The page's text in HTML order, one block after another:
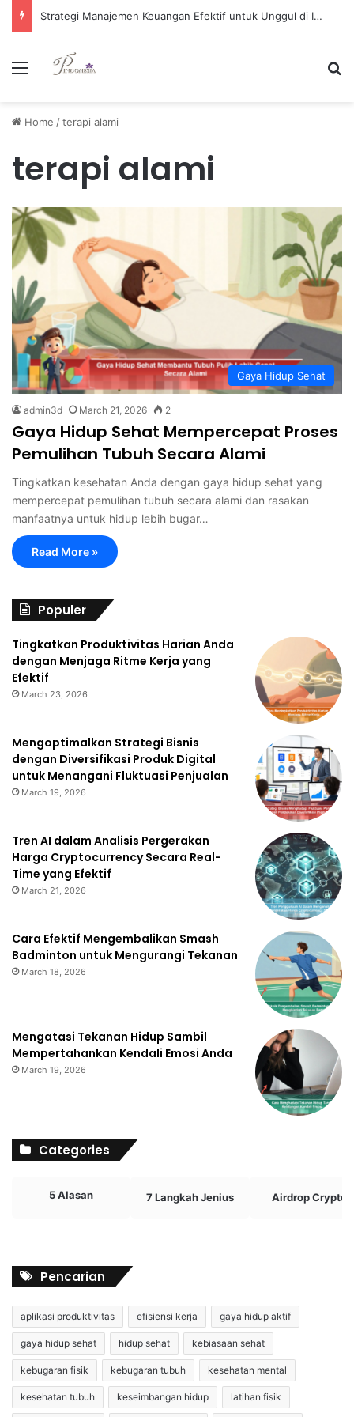
Strategi Manajemen Keuangan Efektif untuk Unggul di Industri E-commerce yang Kompetitif
Menu
Home /terapi alami
terapi alami
Gaya Hidup Sehat
admin3d March 21, 2026 2
Gaya Hidup Sehat Mempercepat Proses
Pemulihan Tubuh Secara Alami
Tingkatkan kesehatan Anda dengan gaya hidup sehat yang
mempercepat pemulihan tubuh secara alami dan rasakan
manfaatnya untuk hidup lebih bugar…
Read More »
Populer
Tingkatkan Produktivitas Harian Anda
dengan Menjaga Ritme Kerja yang
Efektif
March 23, 2026
Mengoptimalkan Strategi Bisnis
dengan Diversifikasi Produk Digital
untuk Menangani Fluktuasi Penjualan
March 19, 2026
Tren AI dalam Analisis Pergerakan
Harga Cryptocurrency Secara Real-
Time yang Efektif
March 21, 2026
Cara Efektif Mengembalikan Smash
Badminton untuk Mengurangi Tekanan
March 18, 2026
Mengatasi Tekanan Hidup Sambil
Mempertahankan Kendali Emosi Anda
March 19, 2026
Categories
5 Alasan 7 Langkah Jenius Airdrop Crypto
Pencarian
aplikasi produktivitas efisiensi kerja gaya hidup aktif
gaya hidup sehat hidup sehat kebiasaan sehat
kebugaran fisik kebugaran tubuh kesehatan mental
kesehatan tubuh keseimbangan hidup latihan fisik